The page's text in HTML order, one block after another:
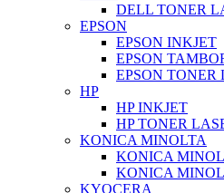
DELL TONER
EPSON
EPSON INKJET
EPSON
EPSON TONER
HP
HP INKJET
HP TONER
KONICA MINOLTA
KONICA
KONICA
KYOCERA